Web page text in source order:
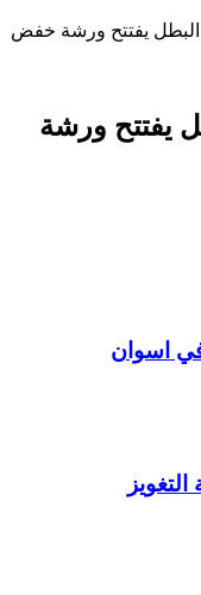
البطل يفتتح ورشة خفض
يفتتح ورشة
في اسوان